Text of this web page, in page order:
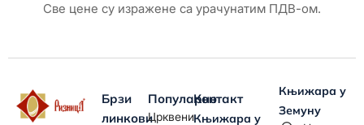
Све цене су изражене са урачунатим ПДВ-ом.
Брзи
линкови
Популарно
Црквени
Контакт
Књижара у
Књижара у
Земуну